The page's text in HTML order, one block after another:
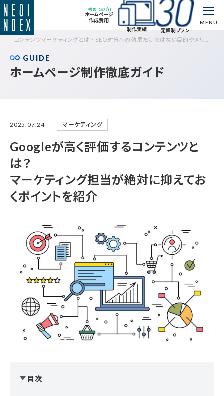
[初めての方]
ホームページ
作成費用
制作実績
定額制プラン
MENU
コンテンツマーケティングとは？ SEO対策への効果だけではない目的やメリット
GUIDE
ホームページ制作徹底ガイド
2025.07.24 マーケティング
Googleが高く評価するコンテンツと
は？
マーケティング担当が絶対に抑えてお
くポイントを紹介
目次